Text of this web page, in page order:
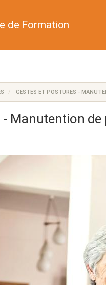
de Formation
GESTES ET POSTURES -
- Manutention